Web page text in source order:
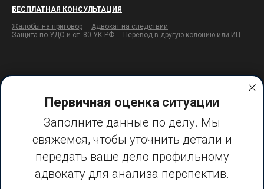
БЕСПЛАТНАЯ КОНСУЛЬТАЦИЯ
Жалобы на приговор
Адвокат на следствии
Защита по УДО и ст. 80 УК РФ
Перевод в другую колонию или ИЦ
Первичная оценка ситуации
Заполните данные по делу. Мы
свяжемся, чтобы уточнить детали и
передать ваше дело профильному
адвокату для анализа перспектив.